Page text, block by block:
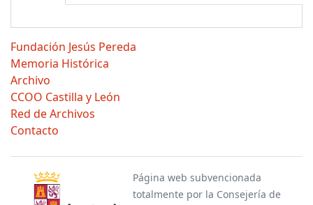
Fundación Jesús Pereda
Memoria Histórica
Archivo
CCOO Castilla y León
Red de Archivos
Contacto
Página web subvencionada
totalmente por la Consejería de